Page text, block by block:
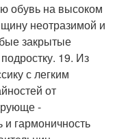
обувь на высоком
неотразимой и
закрытые
19. Из
с легким
от
-
и гармоничность